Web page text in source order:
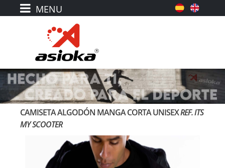
CAMISETA ALGODÓN MANGA CORTA UNISEXREF. ITS
MY SCOOTER